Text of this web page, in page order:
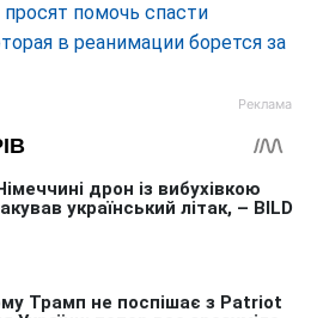
помочь спасти
в реанимации борется за